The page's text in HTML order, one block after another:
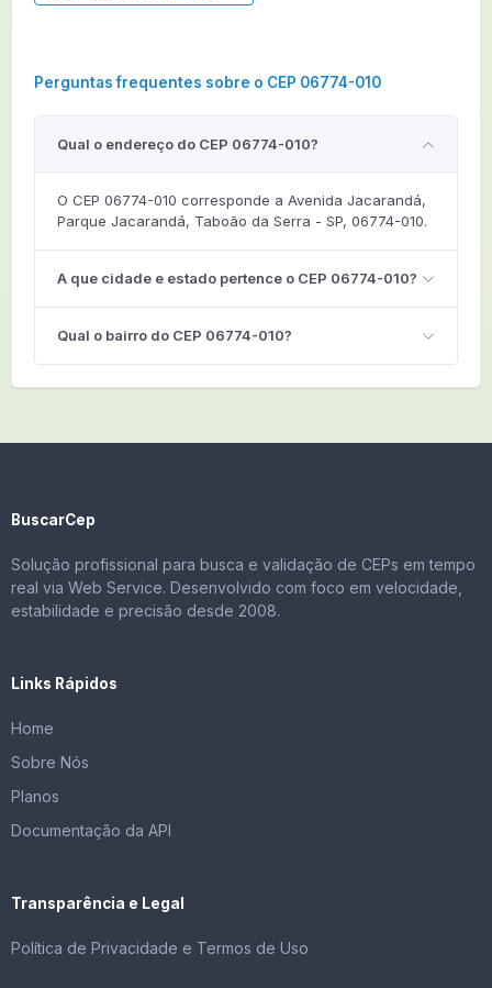
Perguntas frequentes sobre o CEP 06774-010
Qual o endereço do CEP 06774-010?
O CEP 06774-010 corresponde a Avenida Jacarandá,
Parque Jacarandá, Taboão da Serra - SP, 06774-010.
A que cidade e estado pertence o CEP 06774-010?
Qual o bairro do CEP 06774-010?
BuscarCep
Solução profissional para busca e validação de CEPs em tempo
real via Web Service. Desenvolvido com foco em velocidade,
estabilidade e precisão desde 2008.
Links Rápidos
Home
Sobre Nós
Planos
Documentação da API
Transparência e Legal
Política de Privacidade e Termos de Uso